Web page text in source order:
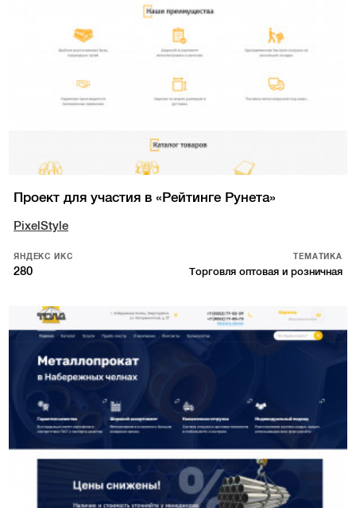
Проект для участия в «Рейтинге Рунета»
PixelStyle
ЯНДЕКС ИКС
280
ТЕМАТИКА
Торговля оптовая и розничная